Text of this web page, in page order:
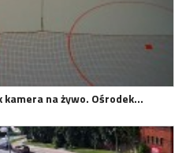
na żywo. Ośrodek…